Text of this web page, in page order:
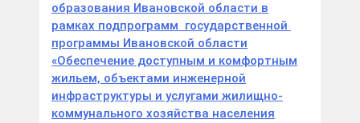
образования Ивановской области в
рамках подпрограмм государственной
программы Ивановской области
«Обеспечение доступным и комфортным
жильем, объектами инженерной
инфраструктуры и услугами жилищно-
коммунального хозяйства населения